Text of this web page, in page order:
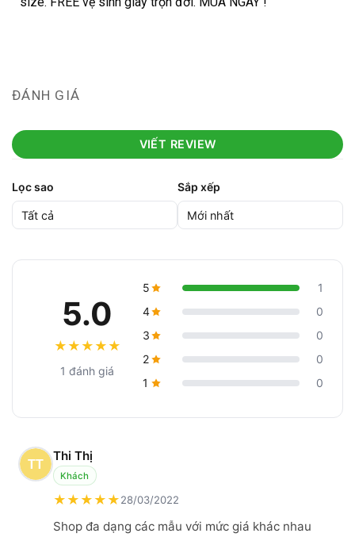
ĐÁNH GIÁ
VIẾT REVIEW
Lọc sao Sắp xếp
5.0
★ ★ ★ ★ ★
1 đánh giá
5
1
4
0
3
0
2
0
1
0
Thi Thị
Khách
★ ★ ★ ★ ★28/03/2022
Shop đa dạng các mẫu với mức giá khác nhau